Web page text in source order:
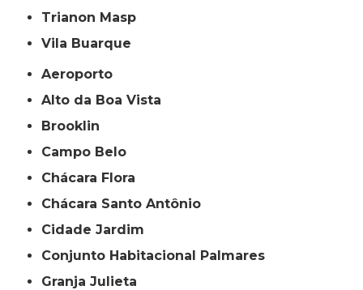
Trianon Masp
Vila Buarque
Aeroporto
Alto da Boa Vista
Brooklin
Campo Belo
Chácara Flora
Chácara Santo Antônio
Cidade Jardim
Conjunto Habitacional Palmares
Granja Julieta